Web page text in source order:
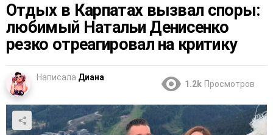
Отдых в Карпатах вызвал споры:
любимый Натальи Денисенко
резко отреагировал на критику
Написала Диана
1.2k Просмотров